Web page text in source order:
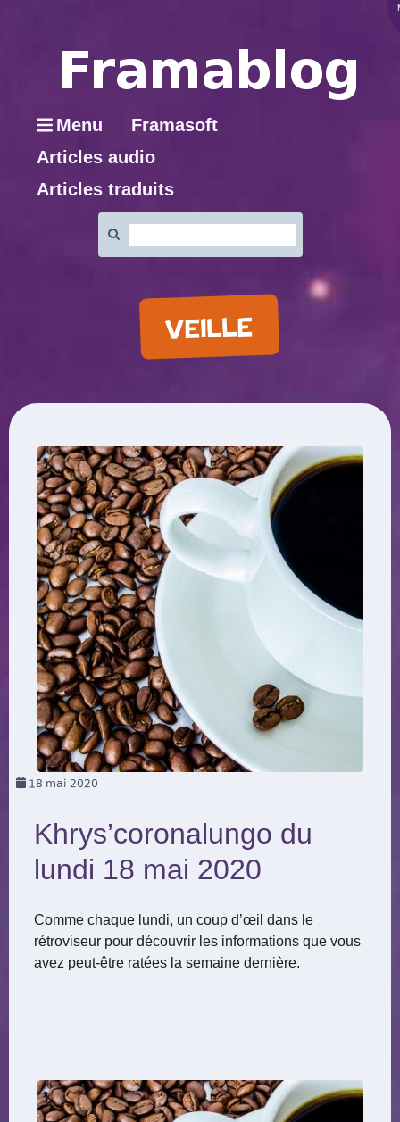
Menu
Framasoft
Articles audio
Articles traduits
:
VEILLE
18 mai 2020
Khrys’coronalungo du
lundi 18 mai 2020
Comme chaque lundi, un coup d’œil dans le
rétroviseur pour découvrir les informations que vous
avez peut-être ratées la semaine dernière.